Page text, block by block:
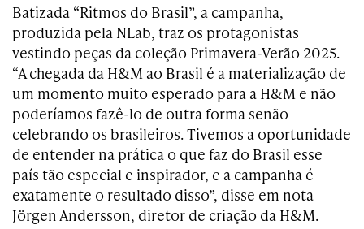
Batizada “Ritmos do Brasil”, a campanha,
produzida pela NLab, traz os protagonistas
vestindo peças da coleção Primavera-Verão 2025.
“A chegada da H&M ao Brasil é a materialização de
um momento muito esperado para a H&M e não
poderíamos fazê-lo de outra forma senão
celebrando os brasileiros. Tivemos a oportunidade
de entender na prática o que faz do Brasil esse
país tão especial e inspirador, e a campanha é
exatamente o resultado disso”, disse em nota
Jörgen Andersson, diretor de criação da H&M.